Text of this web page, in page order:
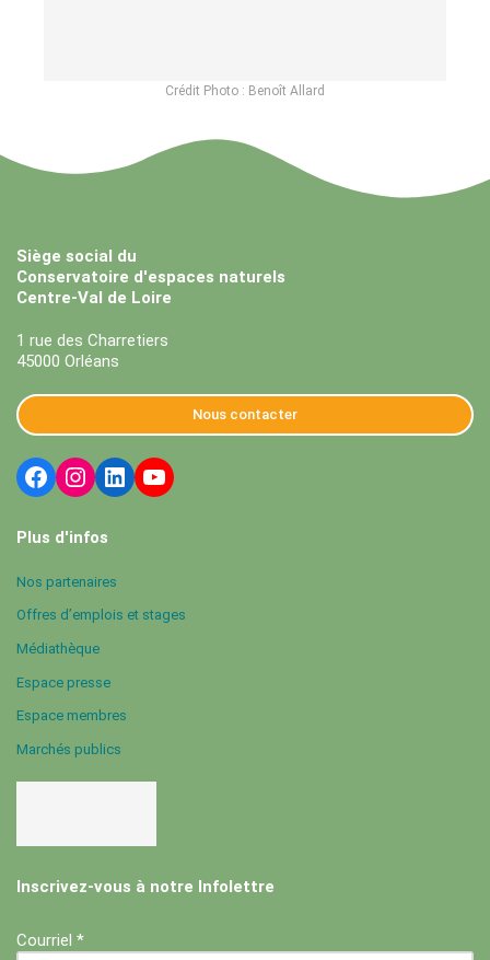
Crédit Photo : Benoît Allard
Siège social du
Conservatoire d'espaces naturels
Centre-Val de Loire
1 rue des Charretiers
45000 Orléans
Nous contacter
Plus d'infos
Nos partenaires
Offres d’emplois et stages
Médiathèque
Espace presse
Espace membres
Marchés publics
Inscrivez-vous à notre Infolettre
Courriel *